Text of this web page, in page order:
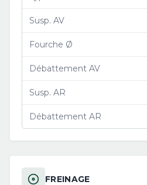
Susp. AV
Fourche Ø
Débattement AV
Susp. AR
Débattement AR
FREINAGE